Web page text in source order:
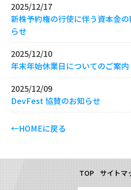
2025/12/17
新株予約権の行使に伴う資本金
らせ
2025/12/10
年末年始休業日についてのご案内
2025/12/09
DevFest 協賛のお知らせ
←HOMEに戻る
TOP サイトマ